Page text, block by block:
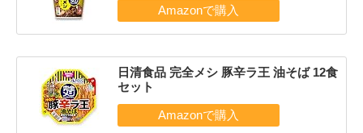
日清食品 完全メシ 豚辛ラ王 油そば 12食
セット